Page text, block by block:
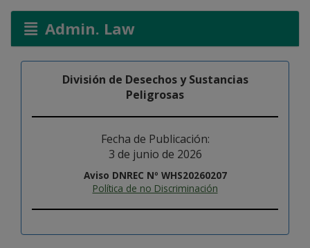
Admin. Law
División de Desechos y Sustancias
Peligrosas
Fecha de Publicación:
3 de junio de 2026
Aviso DNREC Nº WHS20260207
Política de no Discriminación